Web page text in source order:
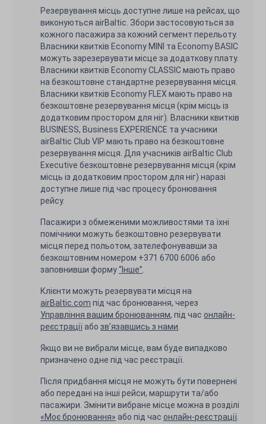
Резервування місць доступне лише на рейсах, що
виконуються airBaltic. Збори застосовуються за
кожного пасажира за кожний сегмент перельоту.
Власники квитків Economy MINI та Economy BASIC
можуть зарезервувати місце за додаткову плату.
Власники квитків Economy CLASSIC мають право
на безкоштовне стандартне резервування місця.
Власники квитків Economy FLEX мають право на
безкоштовне резервування місця (крім місць із
додатковим простором для ніг). Власники квитків
BUSINESS, Business EXPERIENCE та учасники
airBaltic Club VIP мають право на безкоштовне
резервування місця. Для учасників airBaltic Club
Executive безкоштовне резервування місця (крім
місць із додатковим простором для ніг) наразі
доступне лише під час процесу бронювання
рейсу.
Пасажири з обмеженими можливостями та їхні
помічники можуть безкоштовно резервувати
місця перед польотом, зателефонувавши за
безкоштовним номером +371 6700 6006 або
заповнивши форму“Інше”
Клієнти можуть резервувати місця на
airBaltic.com під час бронювання, через
Управління вашим бронюванням, під час онлайн-
реєстрації або зв’язавшись з нами
Якщо ви не вибрали місце, вам буде випадково
призначено одне під час реєстрації.
Після придбання місця не можуть бути повернені
або передані на інші рейси, маршрути та/або
пасажири. Змінити вибране місце можна в розділі
«Моє бронювання» або під час онлайн-реєстрації